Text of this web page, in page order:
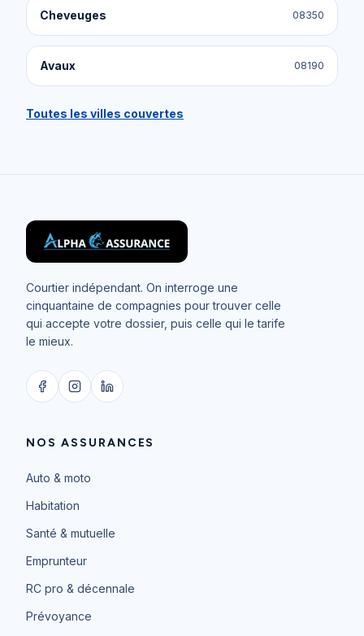
Cheveuges 08350
Avaux 08190
Toutes les villes couvertes
Courtier indépendant. On interroge une
cinquantaine de compagnies pour trouver celle
qui accepte votre dossier, puis celle qui le tarife
le mieux.
NOS ASSURANCES
Auto & moto
Habitation
Santé & mutuelle
Emprunteur
RC pro & décennale
Prévoyance